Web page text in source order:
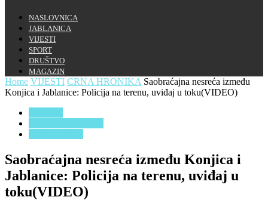
NASLOVNICA
JABLANICA
VIJESTI
SPORT
DRUŠTVO
MAGAZIN
Home VIJESTI CRNA HRONIKA Saobraćajna nesreća između
Konjica i Jablanice: Policija na terenu, uviđaj u toku(VIDEO)
Saobraćajna nesreća između Konjica i
Jablanice: Policija na terenu, uviđaj u
toku(VIDEO)